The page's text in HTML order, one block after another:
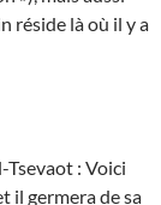
réside là où il y a
Tsevaot : Voici
il germera de sa